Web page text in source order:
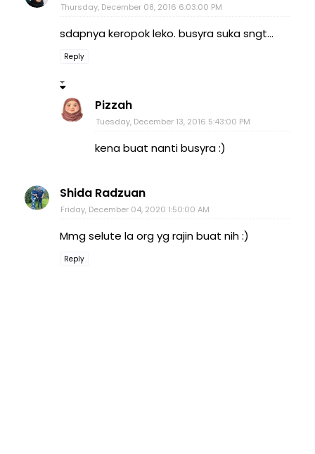
Thursday, December 08, 2016 6:03:00 PM
sdapnya keropok leko. busyra suka sngt...
Reply
Pizzah
Tuesday, December 13, 2016 5:43:00 PM
kena buat nanti busyra :)
Shida Radzuan
Friday, December 04, 2020 1:50:00 AM
Mmg selute la org yg rajin buat nih :)
Reply